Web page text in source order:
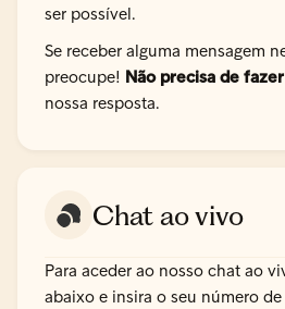
ser possível.
Se receber alguma mensagem
preocupe! Não precisa de
nossa resposta.
Chat ao vivo
Para aceder ao nosso chat ao
abaixo e insira o seu número